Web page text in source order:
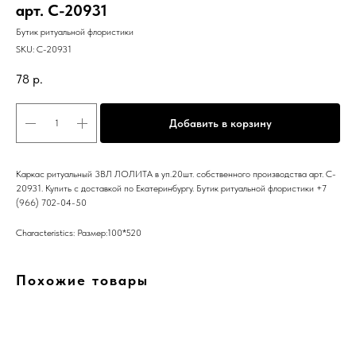
арт. C-20931
Бутик ритуальной флористики
SKU: C-20931
78 р.
Добавить в корзину
Каркас ритуальный 3ВЛ ЛОЛИТА в уп.20шт. собственного производства арт. C-
20931. Купить с доставкой по Екатеринбургу. Бутик ритуальной флористики +7
(966) 702-04-50
Characteristics: Размер:100*520
Похожие товары